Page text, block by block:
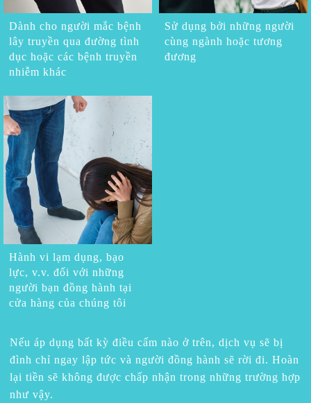
Dành cho người mắc bệnh
lây truyền qua đường tình
dục hoặc các bệnh truyền
nhiễm khác
Sử dụng bởi những người
cùng ngành hoặc tương
đương
Hành vi lạm dụng, bạo
lực, v.v. đối với những
người bạn đồng hành tại
cửa hàng của chúng tôi
Nếu áp dụng bất kỳ điều cấm nào ở trên, dịch vụ sẽ bị
đình chỉ ngay lập tức và người đồng hành sẽ rời đi. Hoàn
lại tiền sẽ không được chấp nhận trong những trường hợp
như vậy.